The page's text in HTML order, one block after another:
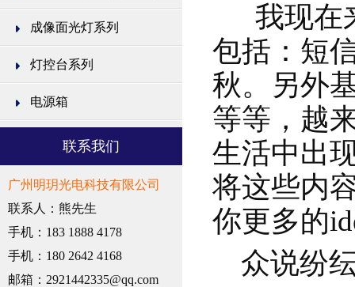
成像面光灯系列
灯控台系列
电源箱
联系我们
广州明玥光电科技有限公司
联系人：熊先生
手机：183 1888 4178
手机：180 2642 4168
邮箱：2921442335@qq.com
我现在
包括：短
秋。另外
等等，越
生活中出
将这些内
你更多的
众说纷